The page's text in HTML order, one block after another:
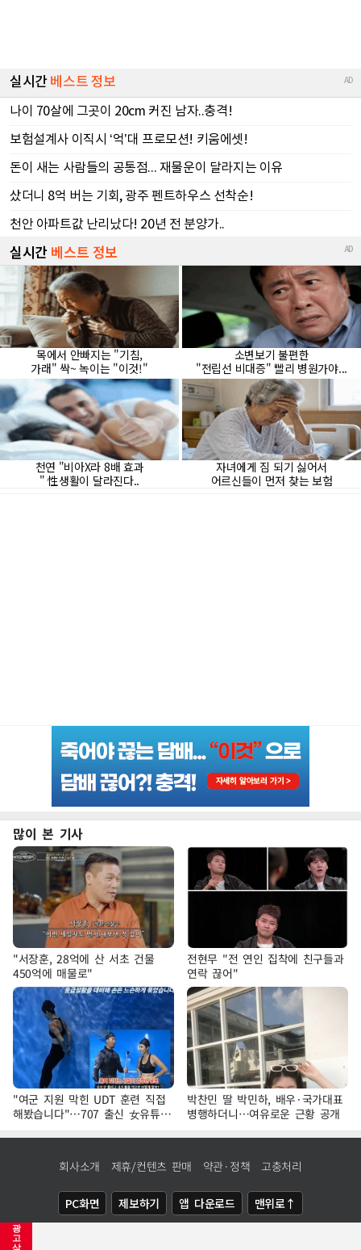
광
고
삭
많이 본 기사
"서장훈, 28억에 산 서초 건물
450억에 매물로"
전현무 "전 연인 집착에 친구들과
연락 끊어"
"여군 지원 막힌 UDT 훈련 직접
해봤습니다"…707 출신 女유튜버
'완벽 소화'
박찬민 딸 박민하, 배우·국가대표
병행하더니…여유로운 근황 공개
회사소개 제휴/컨텐츠 판매 약관·정책 고충처리
PC화면 제보하기 앱 다운로드 맨위로↑